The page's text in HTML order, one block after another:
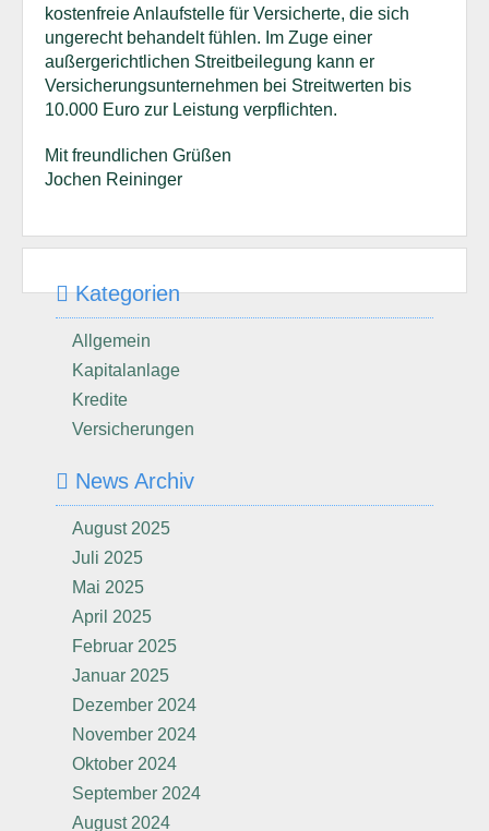
kostenfreie Anlaufstelle für Versicherte, die sich
ungerecht behandelt fühlen. Im Zuge einer
außergerichtlichen Streitbeilegung kann er
Versicherungsunternehmen bei Streitwerten bis
10.000 Euro zur Leistung verpflichten.
Mit freundlichen Grüßen
Jochen Reininger
Kategorien
Allgemein
Kapitalanlage
Kredite
Versicherungen
News Archiv
August 2025
Juli 2025
Mai 2025
April 2025
Februar 2025
Januar 2025
Dezember 2024
November 2024
Oktober 2024
September 2024
August 2024